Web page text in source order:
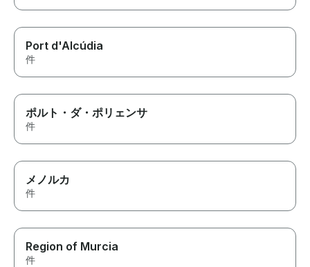
Port d'Alcúdia
件
ポルト・ダ・ポリェンサ
件
メノルカ
件
Region of Murcia
件